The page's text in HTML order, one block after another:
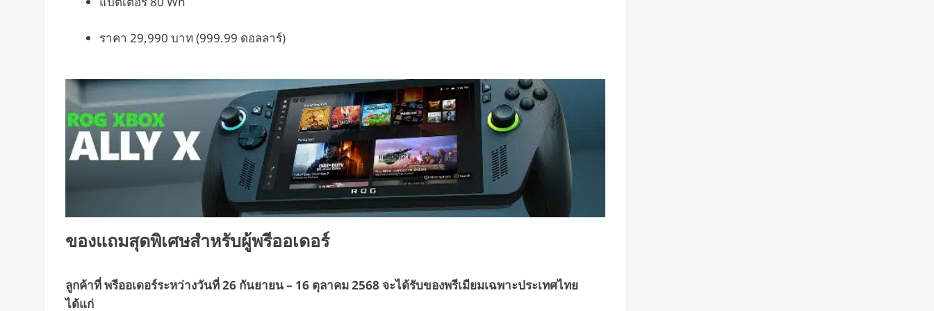
ราคา 29,990 บาท (999.99 ดอลลาร์)
ของแถมสุดพิเศษสำหรับผู้พรีออเดอร์
ลูกค้าที่ พรีออเดอร์ระหว่างวันที่ 26 กันยายน – 16 ตุลาคม 2568 จะได้รับของพรีเมียมเฉพาะประเทศไทย
ได้แก่